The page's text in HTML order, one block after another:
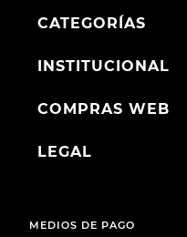
INSTITUCIONAL
COMPRAS WEB
LEGAL